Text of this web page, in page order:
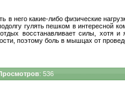
него какие-либо физические
гулять пешком в интересной
восстанавливает силы, хотя и
поэтому боль в мышцах от
: 536
,двухкомнатные,